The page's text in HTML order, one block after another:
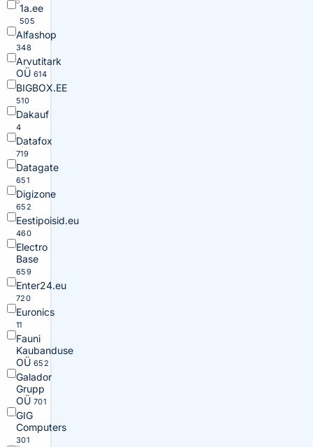
1a.ee
505
Alfashop
348
Arvutitark
OÜ 614
BIGBOX.EE
510
Dakauf
4
Datafox
719
Datagate
651
Digizone
652
Eestipoisid.eu
460
Electro
Base
659
Enter24.eu
720
Euronics
11
Fauni
Kaubanduse
OÜ 652
Galador
Grupp
OÜ 701
GIG
Computers
301